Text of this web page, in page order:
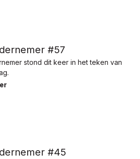
#57
stond dit keer in het teken van
#45